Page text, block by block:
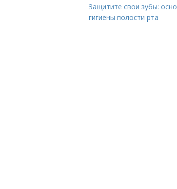
Защитите свои зубы:
гигиены полости рта